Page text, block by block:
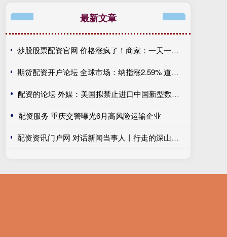
最新文章
炒股股票配资官网 价格涨疯了！商家：一天一个价 让我们卖我们也不想卖 也不敢贸然囤货
期货配资开户论坛 全球市场：纳指涨2.59% 道指、标普均创历史新高 国际油价跌超6%
配资的论坛 外媒：美国拟禁止进口中国新型数据中心设备
配资服务 重庆交警曝光6月高风险运输企业
配资资讯门户网 对话新闻当事人丨行走的深山照相馆 为山里老人留住岁月里的光